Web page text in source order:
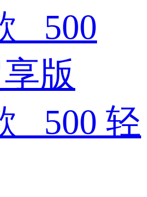
500
版
500 轻